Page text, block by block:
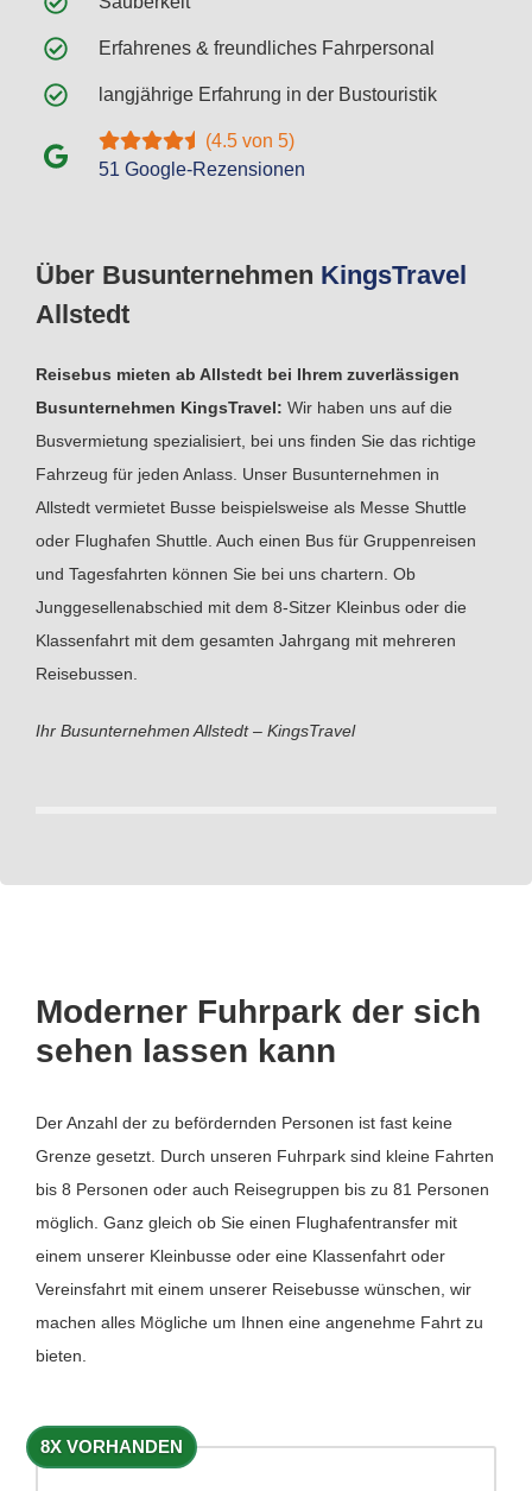
Über Busunternehmen KingsTravel
Allstedt
Reisebus mieten ab Allstedt bei Ihrem zuverlässigen
Busunternehmen KingsTravel: Wir haben uns auf die
Busvermietung spezialisiert, bei uns finden Sie das richtige
Fahrzeug für jeden Anlass. Unser Busunternehmen in
Allstedt vermietet Busse beispielsweise als Messe Shuttle
oder Flughafen Shuttle. Auch einen Bus für Gruppenreisen
und Tagesfahrten können Sie bei uns chartern. Ob
Junggesellenabschied mit dem 8-Sitzer Kleinbus oder die
Klassenfahrt mit dem gesamten Jahrgang mit mehreren
Reisebussen.
Ihr Busunternehmen Allstedt – KingsTravel
Erfahrenes & freundliches Fahrpersonal
langjährige Erfahrung in der Bustouristik
(4.5 von 5)
51 Google-Rezensionen
Moderner Fuhrpark der sich
sehen lassen kann
Der Anzahl der zu befördernden Personen ist fast keine
Grenze gesetzt. Durch unseren Fuhrpark sind kleine Fahrten
bis 8 Personen oder auch Reisegruppen bis zu 81 Personen
möglich. Ganz gleich ob Sie einen Flughafentransfer mit
einem unserer Kleinbusse oder eine Klassenfahrt oder
Vereinsfahrt mit einem unserer Reisebusse wünschen, wir
machen alles Mögliche um Ihnen eine angenehme Fahrt zu
bieten.
8X VORHANDEN